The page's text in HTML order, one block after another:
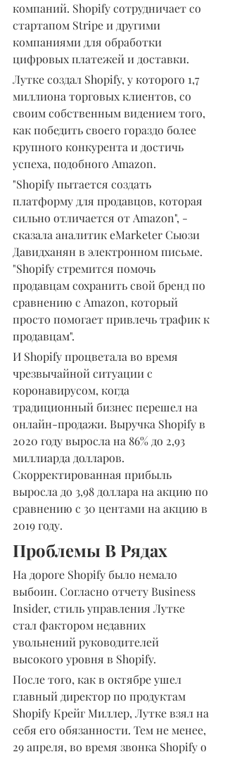
компаний. Shopify сотрудничает со
стартапом Stripe и другими
компаниями для обработки
цифровых платежей и доставки.
Лутке создал Shopify, у которого 1,7
миллиона торговых клиентов, со
своим собственным видением того,
как победить своего гораздо более
крупного конкурента и достичь
успеха, подобного Amazon.
"Shopify пытается создать
платформу для продавцов, которая
сильно отличается от Amazon", -
сказала аналитик eMarketer Сьюзи
Давидханян в электронном письме.
"Shopify стремится помочь
продавцам сохранить свой бренд по
сравнению с Amazon, который
просто помогает привлечь трафик к
продавцам".
И Shopify процветала во время
чрезвычайной ситуации с
коронавирусом, когда
традиционный бизнес перешел на
онлайн-продажи. Выручка Shopify в
2020 году выросла на 86% до 2,93
миллиарда долларов.
Скорректированная прибыль
выросла до 3,98 доллара на акцию по
сравнению с 30 центами на акцию в
2019 году.
Проблемы В Рядах
На дороге Shopify было немало
выбоин. Согласно отчету Business
Insider, стиль управления Лутке
стал фактором недавних
увольнений руководителей
высокого уровня в Shopify.
После того, как в октябре ушел
главный директор по продуктам
Shopify Крейг Миллер, Лутке взял на
себя его обязанности. Тем не менее,
29 апреля, во время звонка Shopify о